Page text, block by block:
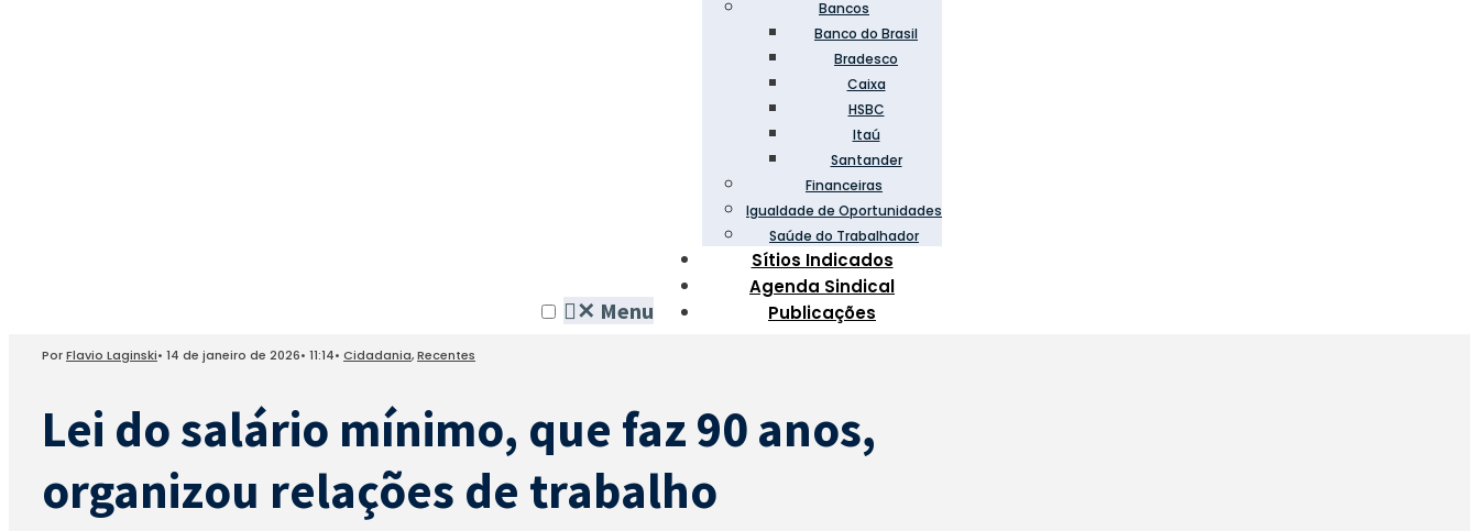
✕ Menu
Bancos
Banco do Brasil
Bradesco
Caixa
HSBC
Itaú
Santander
Financeiras
Igualdade de Oportunidades
Saúde do Trabalhador
Sítios Indicados
Agenda Sindical
Publicações
PorFlavio Laginski• 14 de janeiro de 2026• 11:14• Cidadania,Recentes
Lei do salário mínimo, que faz 90 anos,
organizou relações de trabalho